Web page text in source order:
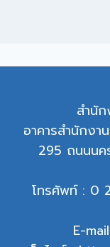
สำนั
อาคารสำนักง
295 ถนนนค
โทรศัพท์ : 0
E-